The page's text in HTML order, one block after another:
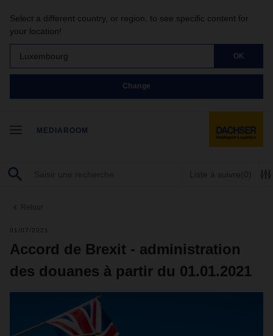
Select a different country, or region, to see specific content for
your location!
Luxembourg OK
Change
MEDIAROOM
Liste à suivre(0)
Retour
01/07/2021
Accord de Brexit - administration
des douanes à partir du 01.01.2021